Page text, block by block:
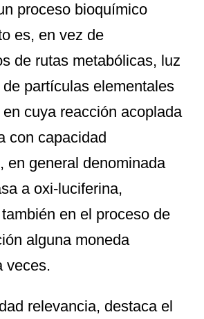
proceso bioquímico
es, en vez de
de rutas metabólicas, luz
partículas elementales
cuya reacción acoplada
con capacidad
en general denominada
a oxi-luciferina,
en el proceso de
alguna moneda
veces.
relevancia, destaca el